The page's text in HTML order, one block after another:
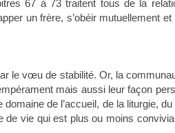
67 à 73 traitent tous de la
un frère, s’obéir mutuellement
le vœu de stabilité. Or, la
mais aussi leur façon
de l’accueil, de la liturgie,
de vie qui est plus ou moins